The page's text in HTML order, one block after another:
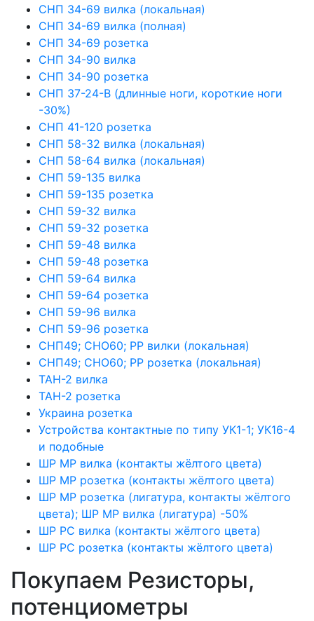
СНП 34-69 вилка (локальная)
СНП 34-69 вилка (полная)
СНП 34-69 розетка
СНП 34-90 вилка
СНП 34-90 розетка
СНП 37-24-В (длинные ноги, короткие ноги
-30%)
СНП 41-120 розетка
СНП 58-32 вилка (локальная)
СНП 58-64 вилка (локальная)
СНП 59-135 вилка
СНП 59-135 розетка
СНП 59-32 вилка
СНП 59-32 розетка
СНП 59-48 вилка
СНП 59-48 розетка
СНП 59-64 вилка
СНП 59-64 розетка
СНП 59-96 вилка
СНП 59-96 розетка
СНП49; СНО60; РР вилки (локальная)
СНП49; СНО60; РР розетка (локальная)
ТАН-2 вилка
ТАН-2 розетка
Украина розетка
Устройства контактные по типу УК1-1; УК16-4
и подобные
ШР МР вилка (контакты жёлтого цвета)
ШР МР розетка (контакты жёлтого цвета)
ШР МР розетка (лигатура, контакты жёлтого
цвета); ШР МР вилка (лигатура) -50%
ШР РС вилка (контакты жёлтого цвета)
ШР РС розетка (контакты жёлтого цвета)
Покупаем Резисторы,
потенциометры